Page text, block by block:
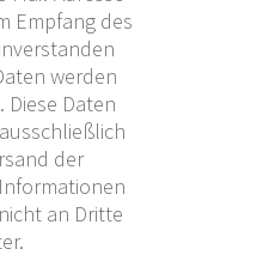
Empfang des
werden
Daten
der
an Dritte